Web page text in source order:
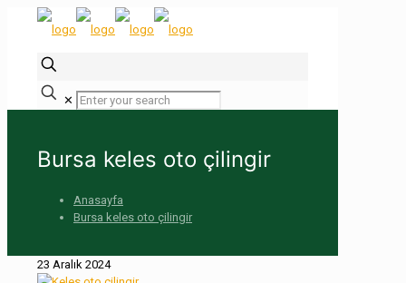
✕
Bursa keles oto çilingir
Anasayfa
Bursa keles oto çilingir
23 Aralık 2024